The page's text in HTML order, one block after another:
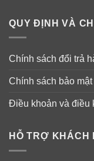
QUY ĐỊNH VÀ
Chính sách đổi trả
Chính sách bảo mật
Điều khoản và điều
HỖ TRỢ KHÁCH